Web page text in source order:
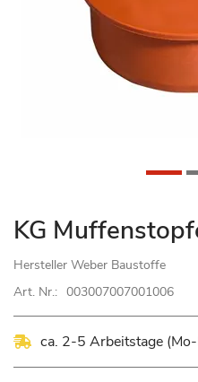
Zum
Anfang
der
springen
KG
Hersteller Weber Baustoffe
Art. Nr.: 003007007001006
ca. 2-5 Arbeitstage